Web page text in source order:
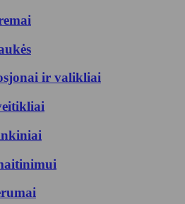
ir valikliai